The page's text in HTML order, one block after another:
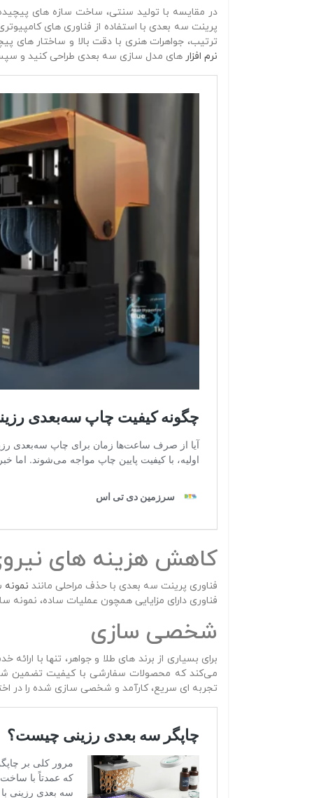
در مقایسه با تولید سنتی، ساخت سازه‌ های
پرینت سه‌ بعدی با استفاده از فناوری‌ های
ترتیب، جواهرات هنری با دقت بالا و ساختار
نرم‌ افزار های مدل‌ سازی سه‌ بعدی طراحی کنید و سپس
کاهش هزینه‌ های
فناوری پرینت سه‌ بعدی با حذف مراحلی مانند
فناوری دارای مزایایی همچون عملیات ساده،
شخصی‌ سازی
برای بسیاری از برند های طلا و جواهر، تنها با
می‌کند که محصولات سفارشی با کیفیت تضمین‌ شده
تجربه‌ ای سریع، کارآمد و شخصی‌ سازی‌ شده را در